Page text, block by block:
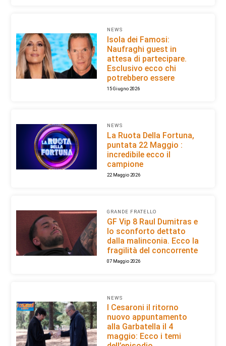
NEWS
Isola dei Famosi:
Naufraghi guest in
attesa di partecipare.
Esclusivo ecco chi
potrebbero essere
15 Giugno 2026
NEWS
La Ruota Della Fortuna,
puntata 22 Maggio :
incredibile ecco il
campione
22 Maggio 2026
GRANDE FRATELLO
GF Vip 8 Raul Dumitras e
lo sconforto dettato
dalla malinconia. Ecco la
fragilità del concorrente
07 Maggio 2026
NEWS
I Cesaroni il ritorno
nuovo appuntamento
alla Garbatella il 4
maggio: Ecco i temi